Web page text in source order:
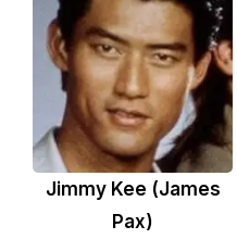
Jimmy Kee (James
Pax)